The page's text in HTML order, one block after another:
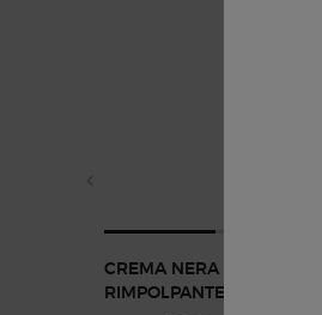
CREMA NERA ESSENZA
RIMPOLPANTE